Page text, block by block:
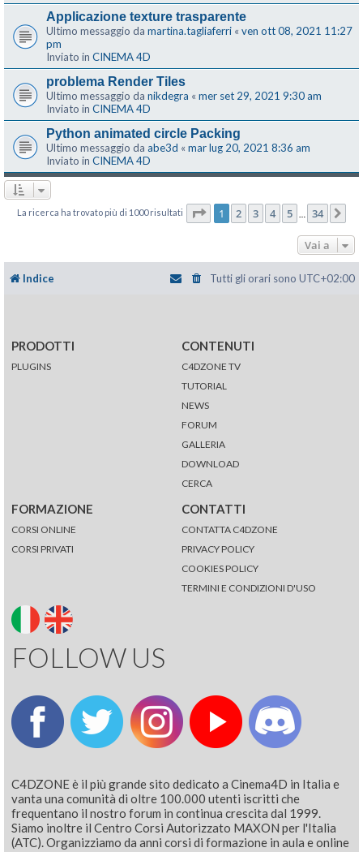
Applicazione texture trasparente
Ultimo messaggio da martina.tagliaferri « ven ott 08, 2021 11:27
pm
Inviato in CINEMA 4D
problema Render Tiles
Ultimo messaggio da nikdegra « mer set 29, 2021 9:30 am
Inviato in CINEMA 4D
Python animated circle Packing
Ultimo messaggio da abe3d « mar lug 20, 2021 8:36 am
Inviato in CINEMA 4D
La ricerca ha trovato più di 1000 risultati Pagina di 34
1 2 3 4 5 34
Vai a
Indice Tutti gli orari sono UTC+02:00
PRODOTTI
PLUGINS
CONTENUTI
C4DZONE TV
TUTORIAL
NEWS
FORUM
GALLERIA
DOWNLOAD
CERCA
FORMAZIONE
CORSI ONLINE
CORSI PRIVATI
CONTATTI
CONTATTA C4DZONE
PRIVACY POLICY
COOKIES POLICY
TERMINI E CONDIZIONI D'USO
FOLLOW US
C4DZONE è il più grande sito dedicato a Cinema4D in Italia e
vanta una comunità di oltre 100.000 utenti iscritti che
frequentano il nostro forum in continua crescita dal 1999.
Siamo inoltre il Centro Corsi Autorizzato MAXON per l'Italia
(ATC). Organizziamo da anni corsi di formazione in aula e online